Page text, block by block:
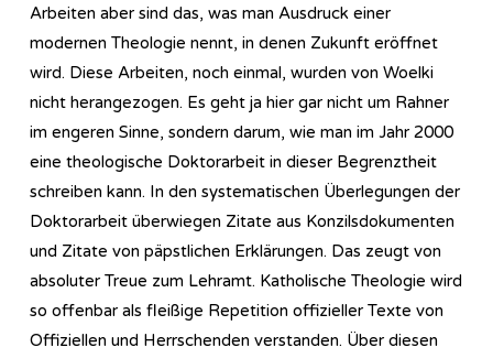
Arbeiten aber sind das, was man Ausdruck einer
modernen Theologie nennt, in denen Zukunft eröffnet
wird. Diese Arbeiten, noch einmal, wurden von Woelki
nicht herangezogen. Es geht ja hier gar nicht um Rahner
im engeren Sinne, sondern darum, wie man im Jahr 2000
eine theologische Doktorarbeit in dieser Begrenztheit
schreiben kann. In den systematischen Überlegungen der
Doktorarbeit überwiegen Zitate aus Konzilsdokumenten
und Zitate von päpstlichen Erklärungen. Das zeugt von
absoluter Treue zum Lehramt. Katholische Theologie wird
so offenbar als fleißige Repetition offizieller Texte von
Offiziellen und Herrschenden verstanden. Über diesen